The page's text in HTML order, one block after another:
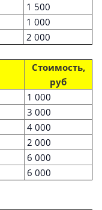
1 500
1 000
2 000
Стоимость,
руб
1 000
3 000
4 000
2 000
6 000
6 000